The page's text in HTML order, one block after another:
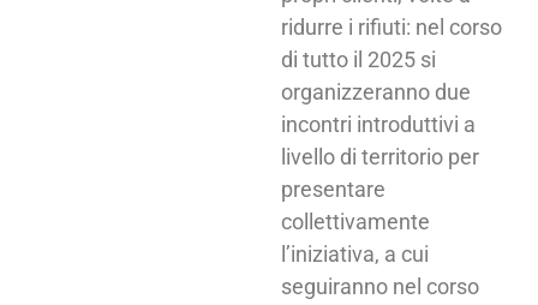
ridurre i rifiuti: nel corso
di tutto il 2025 si
organizzeranno due
incontri introduttivi a
livello di territorio per
presentare
collettivamente
l’iniziativa, a cui
seguiranno nel corso